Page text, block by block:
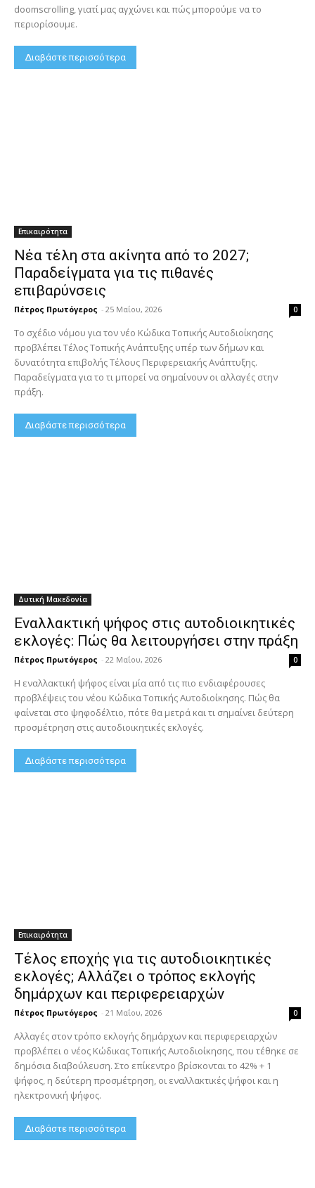
doomscrolling, γιατί μας αγχώνει και πώς μπορούμε να το
περιορίσουμε.
Διαβάστε περισσότερα
Επικαιρότητα
Νέα τέλη στα ακίνητα από το 2027;
Παραδείγματα για τις πιθανές
επιβαρύνσεις
Πέτρος Πρωτόγερος - 25 Μαΐου, 2026 0
Το σχέδιο νόμου για τον νέο Κώδικα Τοπικής Αυτοδιοίκησης
προβλέπει Τέλος Τοπικής Ανάπτυξης υπέρ των δήμων και
δυνατότητα επιβολής Τέλους Περιφερειακής Ανάπτυξης.
Παραδείγματα για το τι μπορεί να σημαίνουν οι αλλαγές στην
πράξη.
Διαβάστε περισσότερα
Δυτική Μακεδονία
Εναλλακτική ψήφος στις αυτοδιοικητικές
εκλογές: Πώς θα λειτουργήσει στην πράξη
Πέτρος Πρωτόγερος - 22 Μαΐου, 2026 0
Η εναλλακτική ψήφος είναι μία από τις πιο ενδιαφέρουσες
προβλέψεις του νέου Κώδικα Τοπικής Αυτοδιοίκησης. Πώς θα
φαίνεται στο ψηφοδέλτιο, πότε θα μετρά και τι σημαίνει δεύτερη
προσμέτρηση στις αυτοδιοικητικές εκλογές.
Διαβάστε περισσότερα
Επικαιρότητα
Τέλος εποχής για τις αυτοδιοικητικές
εκλογές; Αλλάζει ο τρόπος εκλογής
δημάρχων και περιφερειαρχών
Πέτρος Πρωτόγερος - 21 Μαΐου, 2026 0
Αλλαγές στον τρόπο εκλογής δημάρχων και περιφερειαρχών
προβλέπει ο νέος Κώδικας Τοπικής Αυτοδιοίκησης, που τέθηκε σε
δημόσια διαβούλευση. Στο επίκεντρο βρίσκονται το 42% + 1
ψήφος, η δεύτερη προσμέτρηση, οι εναλλακτικές ψήφοι και η
ηλεκτρονική ψήφος.
Διαβάστε περισσότερα